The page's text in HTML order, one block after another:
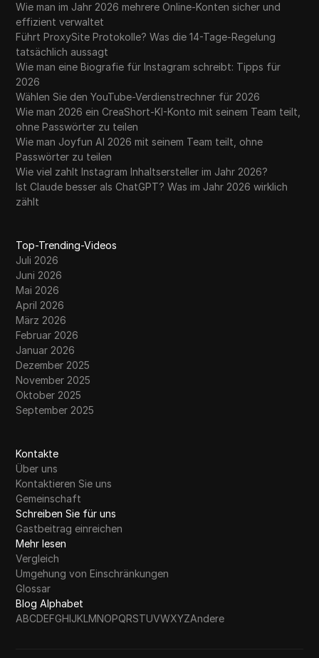
Wie man im Jahr 2026 mehrere Online-Konten sicher und
effizient verwaltet
Führt ProxySite Protokolle? Was die 14-Tage-Regelung
tatsächlich aussagt
Wie man eine Biografie für Instagram schreibt: Tipps für
2026
Wählen Sie den YouTube-Verdienstrechner für 2026
Wie man 2026 ein CreaShort-KI-Konto mit seinem Team teilt,
ohne Passwörter zu teilen
Wie man Joyfun AI 2026 mit seinem Team teilt, ohne
Passwörter zu teilen
Wie viel zahlt Instagram Inhaltsersteller im Jahr 2026?
Ist Claude besser als ChatGPT? Was im Jahr 2026 wirklich
zählt
Top-Trending-Videos
Juli 2026
Juni 2026
Mai 2026
April 2026
März 2026
Februar 2026
Januar 2026
Dezember 2025
November 2025
Oktober 2025
September 2025
Kontakte
Über uns
Kontaktieren Sie uns
Gemeinschaft
Schreiben Sie für uns
Gastbeitrag einreichen
Mehr lesen
Vergleich
Umgehung von Einschränkungen
Glossar
Blog Alphabet
ABCDEFGHIJKLMNOPQRSTUVWXYZAndere